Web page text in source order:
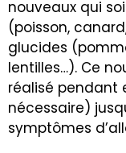
nouveaux qui
(poisson,
glucides
lentilles…). Ce
réalisé pendant
nécessaire)
symptômes